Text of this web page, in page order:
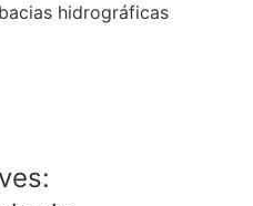
hidrográficas